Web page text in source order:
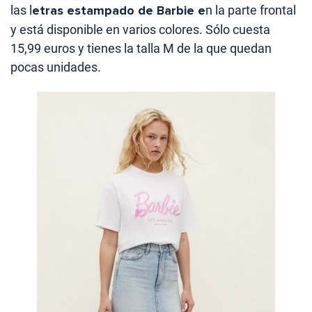
las l etras estampado de Barbie en la parte frontal
y está disponible en varios colores. Sólo cuesta
15,99 euros y tienes la talla M de la que quedan
pocas unidades.